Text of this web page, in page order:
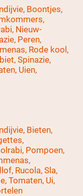
Boontjes,
Nieuw-
Peren,
Rode kool,
Spinazie,
Uien,
Bieten,
Pompoen,
Rucola, Sla,
Tomaten, Ui,